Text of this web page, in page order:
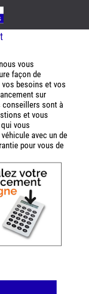
vous
façon de
besoins et vos
sur
conseillers sont à
et vous
vous
avec un de
pour vous de